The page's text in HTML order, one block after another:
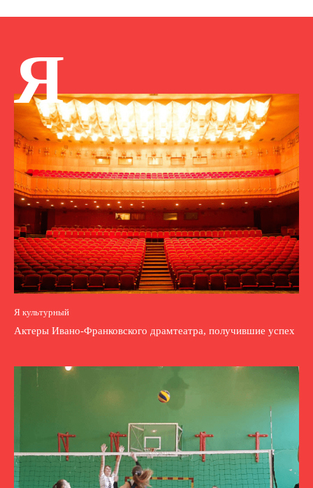
Я
Я культурный
Актеры Ивано-Франковского драмтеатра, получившие успех